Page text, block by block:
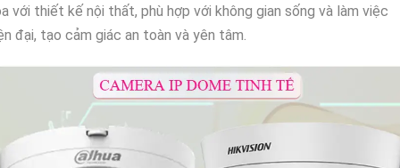
với thiết kế nội thất, phù hợp với không gian sống và làm việc
đại, tạo cảm giác an toàn và yên tâm.